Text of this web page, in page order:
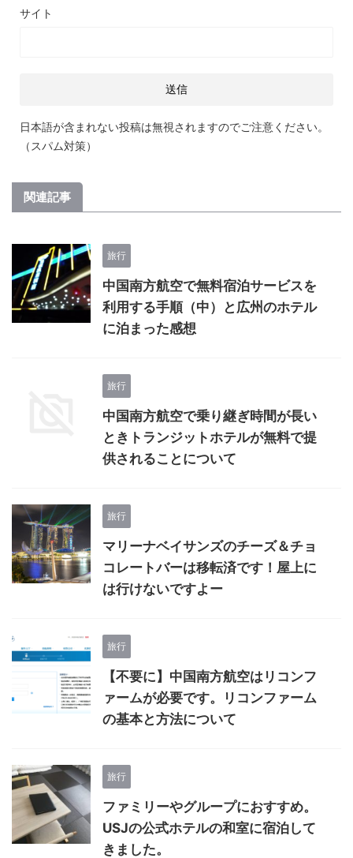
サイト
日本語が含まれない投稿は無視されますのでご注意ください。
（スパム対策）
関連記事
旅行
中国南方航空で無料宿泊サービスを
利用する手順（中）と広州のホテル
に泊まった感想
旅行
中国南方航空で乗り継ぎ時間が長い
ときトランジットホテルが無料で提
供されることについて
旅行
マリーナベイサンズのチーズ＆チョ
コレートバーは移転済です！屋上に
は行けないですよー
旅行
【不要に】中国南方航空はリコンフ
ァームが必要です。リコンファーム
の基本と方法について
旅行
ファミリーやグループにおすすめ。
USJの公式ホテルの和室に宿泊して
きました。